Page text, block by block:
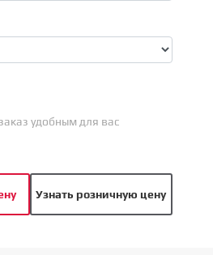
удобным для вас
Узнать розничную цену